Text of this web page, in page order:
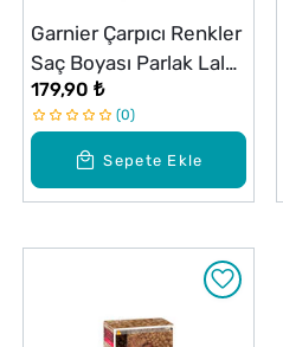
Sepete Ekle
Garnier Çarpıcı Renkler
Saç Boyası Parlak Lal
Kızılı No: 5,62
179,90 ₺
0